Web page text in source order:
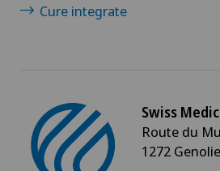
Cure integrate
Swiss
Route du
1272